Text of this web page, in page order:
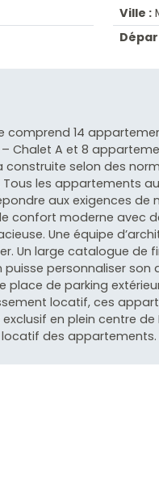
Ville :
comprend 14
Chalet A et 8
construite selon des
les appartements
aux exigences
confort moderne avec
Une équipe
Un large catalogue de
personnaliser son
place de parking
locatif, ces
en plein centre de
des appartements.